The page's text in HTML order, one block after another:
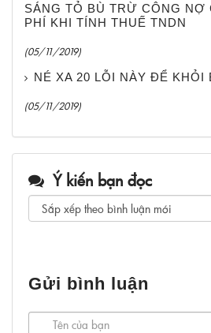
SÁNG TỎ BÙ TRỪ CÔNG NỢ
PHÍ KHI TÍNH THUẾ TNDN
(05/11/2019)
NÉ XA 20 LỖI NÀY ĐỂ KHỎI
(05/11/2019)
Ý kiến bạn đọc
Gửi bình luận